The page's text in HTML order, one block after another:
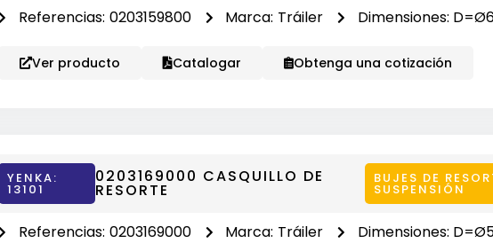
Referencias: 0203159800 Marca: Tráiler Dimensiones:
Ver producto Catalogar Obtenga una cotización
YENKA:
13101
0203169000 CASQUILLO DE
RESORTE
BUJES DE
SUSPENSIÓN
Referencias: 0203169000 Marca: Tráiler Dimensiones: